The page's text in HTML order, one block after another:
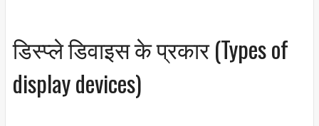
डिस्प्ले डिवाइस के प्रकार (Types of
display devices)